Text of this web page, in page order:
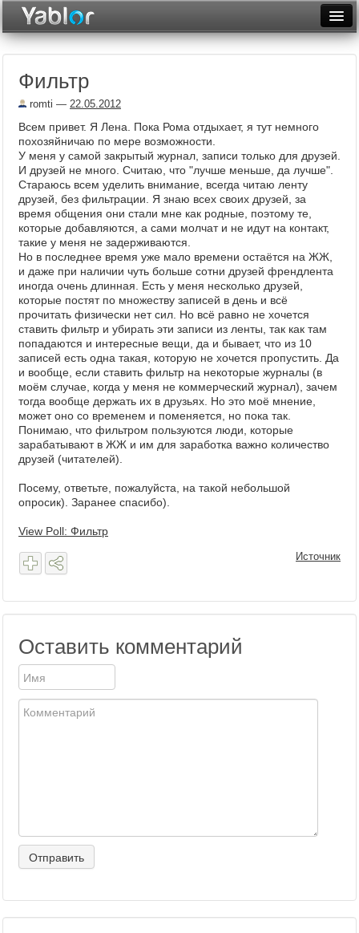
Рейтинги
Архив
Видеотоп
Фильтр
romti — 22.05.2012
Всем привет. Я Лена. Пока Рома отдыхает, я тут немного
похозяйничаю по мере возможности.
У меня у самой закрытый журнал, записи только для друзей.
И друзей не много. Считаю, что "лучше меньше, да лучше".
Стараюсь всем уделить внимание, всегда читаю ленту
друзей, без фильтрации. Я знаю всех своих друзей, за
время общения они стали мне как родные, поэтому те,
которые добавляются, а сами молчат и не идут на контакт,
такие у меня не задерживаются.
Но в последнее время уже мало времени остаётся на ЖЖ,
и даже при наличии чуть больше сотни друзей френдлента
иногда очень длинная. Есть у меня несколько друзей,
которые постят по множеству записей в день и всё
прочитать физически нет сил. Но всё равно не хочется
ставить фильтр и убирать эти записи из ленты, так как там
попадаются и интересные вещи, да и бывает, что из 10
записей есть одна такая, которую не хочется пропустить. Да
и вообще, если ставить фильтр на некоторые журналы (в
моём случае, когда у меня не коммерческий журнал), зачем
тогда вообще держать их в друзьях. Но это моё мнение,
может оно со временем и поменяется, но пока так.
Понимаю, что фильтром пользуются люди, которые
зарабатывают в ЖЖ и им для заработка важно количество
друзей (читателей).
Посему, ответьте, пожалуйста, на такой небольшой
опросик). Заранее спасибо).
View Poll: Фильтр
Источник
Оставить комментарий